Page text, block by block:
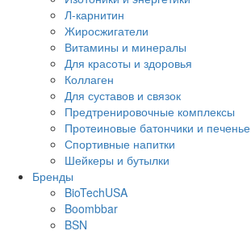
Л-карнитин
Жиросжигатели
Витамины и минералы
Для красоты и здоровья
Коллаген
Для суставов и связок
Предтренировочные комплексы
Протеиновые батончики и печенье
Спортивные напитки
Шейкеры и бутылки
Бренды
BioTechUSA
Boombbar
BSN